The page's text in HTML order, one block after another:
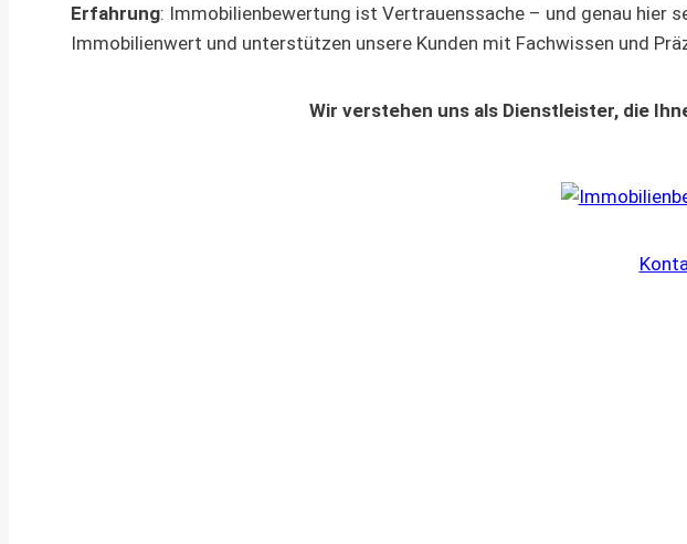
Erfahrung: Immobilienbewertung ist Vertrauenssache – und genau hier
Immobilienwert und unterstützen unsere Kunden mit Fachwissen und
Wir verstehen uns als Dienstleister, die